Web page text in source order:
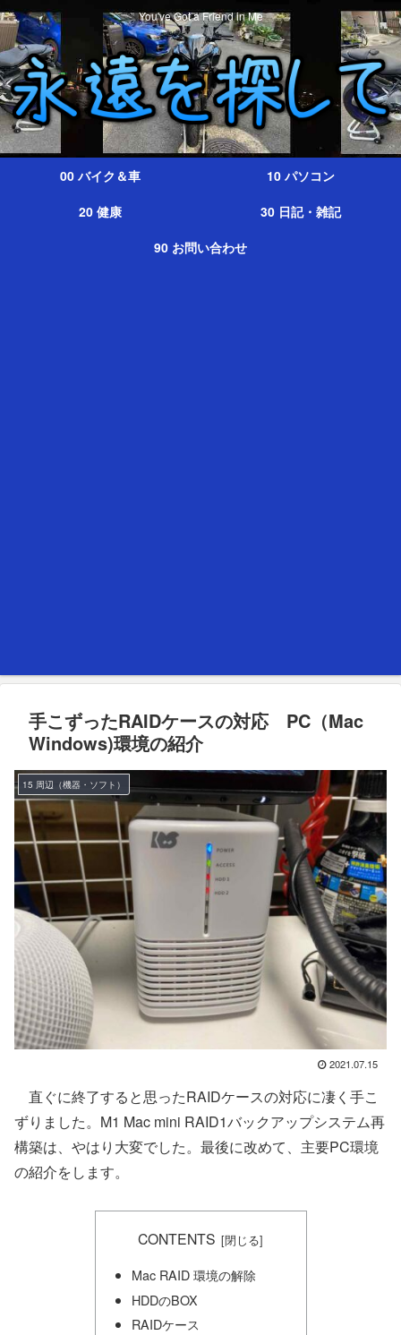
You've Got a Friend in Me
00 バイク＆車
10 パソコン
20 健康
30 日記・雑記
90 お問い合わせ
手こずったRAIDケースの対応 PC（Mac
Windows)環境の紹介
15 周辺（機器・ソフト）
2021.07.15
直ぐに終了すると思ったRAIDケースの対応に凄く手こ
ずりました。M1 Mac mini RAID1バックアップシステム再
構築は、やはり大変でした。最後に改めて、主要PC環境
の紹介をします。
CONTENTS
Mac RAID 環境の解除
HDDのBOX
RAIDケース